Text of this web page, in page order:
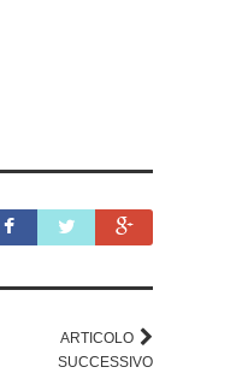
ARTICOLO
SUCCESSIVO